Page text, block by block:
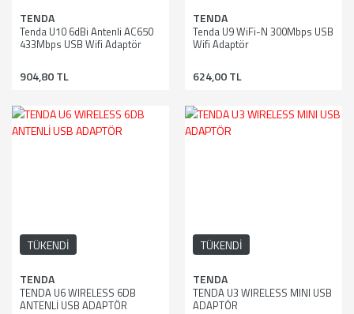
TENDA
Tenda U10 6dBi Antenli AC650
433Mbps USB Wifi Adaptör
904,80 TL
TENDA
Tenda U9 WiFi-N 300Mbps USB
Wifi Adaptör
624,00 TL
TÜKENDİ
TENDA
TENDA U6 WIRELESS 6DB
ANTENLİ USB ADAPTÖR
TÜKENDİ
TENDA
TENDA U3 WIRELESS MINI USB
ADAPTÖR